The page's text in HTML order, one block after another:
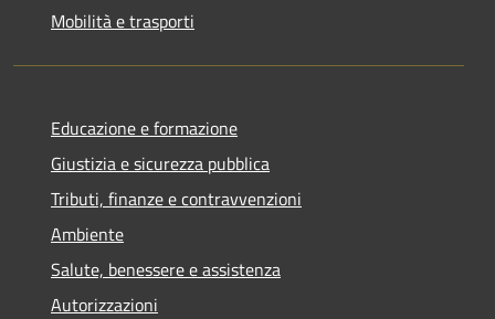
Mobilità e trasporti
Educazione e formazione
Giustizia e sicurezza pubblica
Tributi, finanze e contravvenzioni
Ambiente
Salute, benessere e assistenza
Autorizzazioni